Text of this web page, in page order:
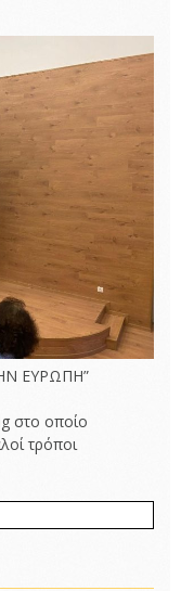
ΕΥΡΩΠΗ”
στο οποίο
τρόποι